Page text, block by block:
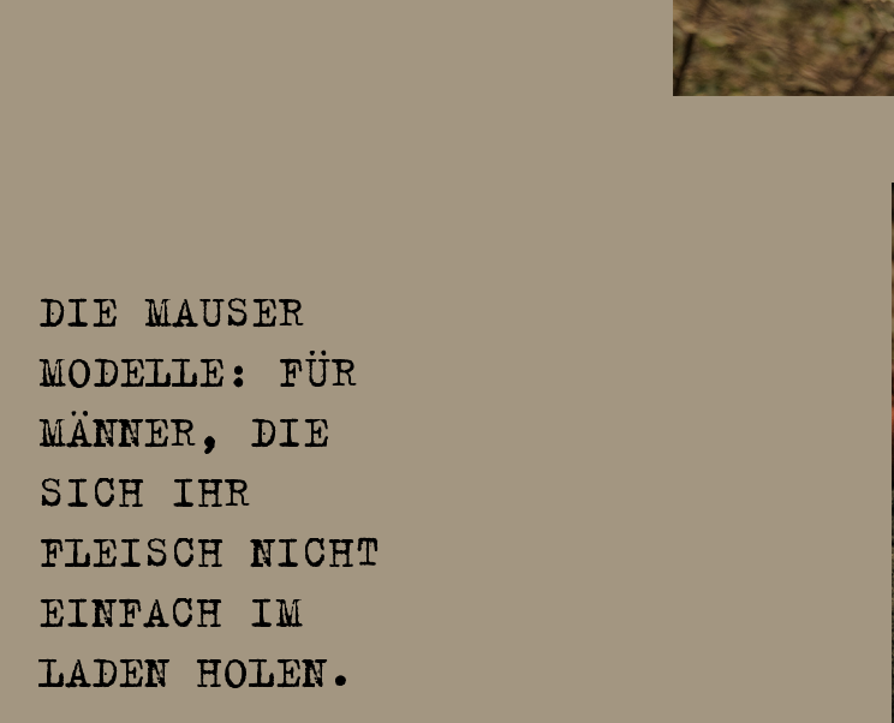
DIE MAUSER
MODELLE: FÜR
MÄNNER, DIE
SICH IHR
FLEISCH NICHT
EINFACH IM
LADEN HOLEN.